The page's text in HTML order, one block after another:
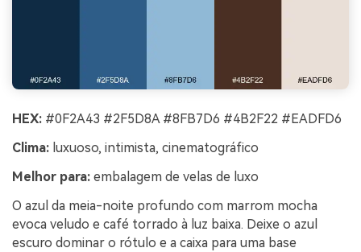
HEX: #0F2A43 #2F5D8A #8FB7D6 #4B2F22 #EADFD6
Clima: luxuoso, intimista, cinematográfico
Melhor para: embalagem de velas de luxo
O azul da meia-noite profundo com marrom mocha
evoca veludo e café torrado à luz baixa. Deixe o azul
escuro dominar o rótulo e a caixa para uma base